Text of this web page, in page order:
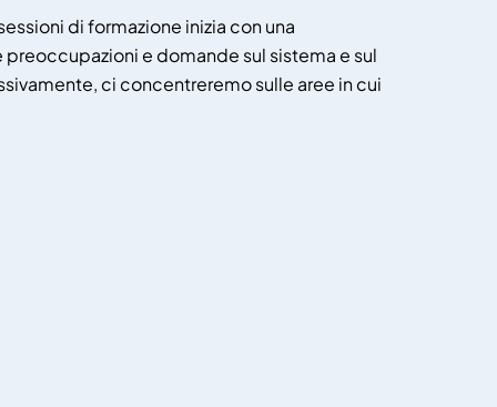
di formazione inizia con una
e domande sul sistema e sul
ci concentreremo sulle aree in cui